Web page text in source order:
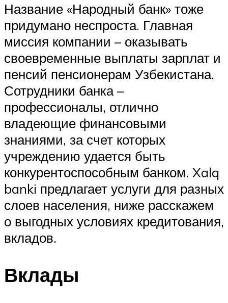
Название «Народный банк» тоже
придумано неспроста. Главная
миссия компании – оказывать
своевременные выплаты зарплат и
пенсий пенсионерам Узбекистана.
Сотрудники банка –
профессионалы, отлично
владеющие финансовыми
знаниями, за счет которых
учреждению удается быть
конкурентоспособным банком. Xalq
banki предлагает услуги для разных
слоев населения, ниже расскажем
о выгодных условиях кредитования,
вкладов.
Вклады